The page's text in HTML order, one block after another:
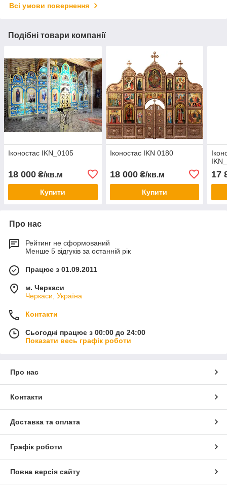
Всі умови повернення
Подібні товари компанії
Іконостас IKN_0105
18 000 ₴/кв.м
Купити
Іконостас IKN 0180
18 000₴/кв.м
Купити
17
Про нас
Рейтинг не сформований
Менше 5 відгуків за останній рік
Працює з 01.09.2011
м. Черкаси
Черкаси, Україна
Контакти
Сьогодні працює з 00:00 до 24:00
Показати весь графік роботи
Про нас
Контакти
Доставка та оплата
Графік роботи
Повна версія сайту